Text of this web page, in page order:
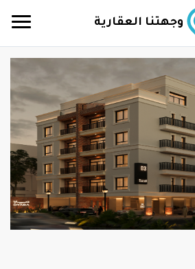
وجهتنا العقارية